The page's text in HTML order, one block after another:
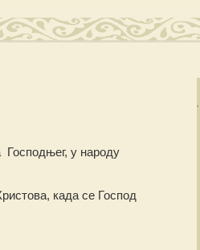
у народу
када се Господ